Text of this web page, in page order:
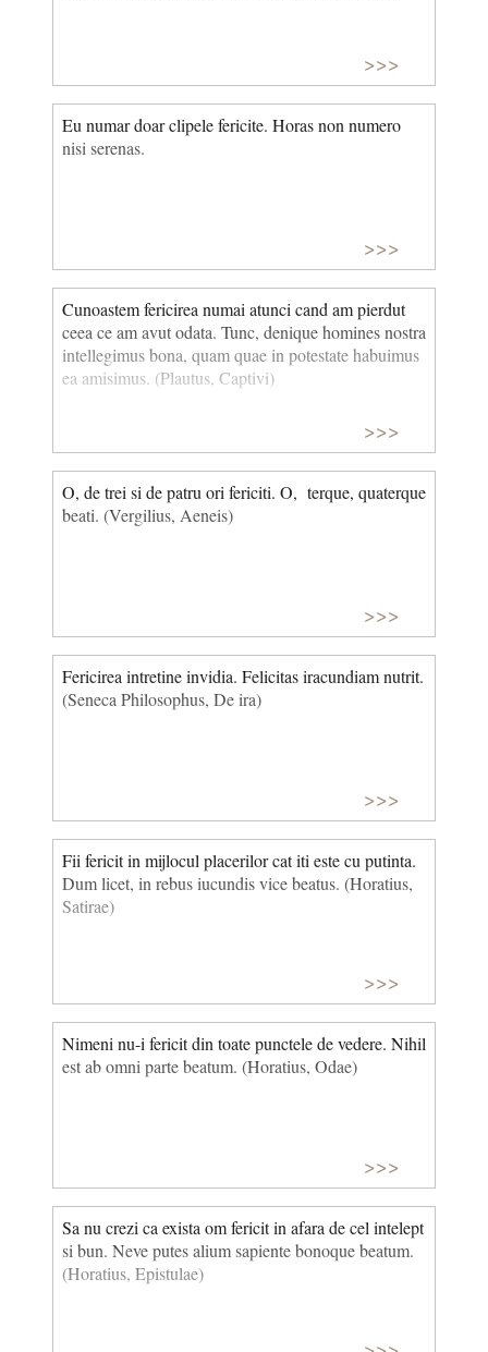
>>>
Eu numar doar clipele fericite. Horas non numero
nisi serenas.
>>>
Cunoastem fericirea numai atunci cand am pierdut
ceea ce am avut odata. Tunc, denique homines nostra
intellegimus bona, quam quae in potestate habuimus
ea amisimus. (Plautus, Captivi)
>>>
O, de trei si de patru ori fericiti. O, terque, quaterque
beati. (Vergilius, Aeneis)
>>>
Fericirea intretine invidia. Felicitas iracundiam nutrit.
(Seneca Philosophus, De ira)
>>>
Fii fericit in mijlocul placerilor cat iti este cu putinta.
Dum licet, in rebus iucundis vice beatus. (Horatius,
Satirae)
>>>
Nimeni nu-i fericit din toate punctele de vedere. Nihil
est ab omni parte beatum. (Horatius, Odae)
>>>
Sa nu crezi ca exista om fericit in afara de cel intelept
si bun. Neve putes alium sapiente bonoque beatum.
(Horatius, Epistulae)